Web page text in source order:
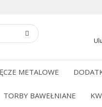
METALOWE
TORBY BAWEŁNIANE